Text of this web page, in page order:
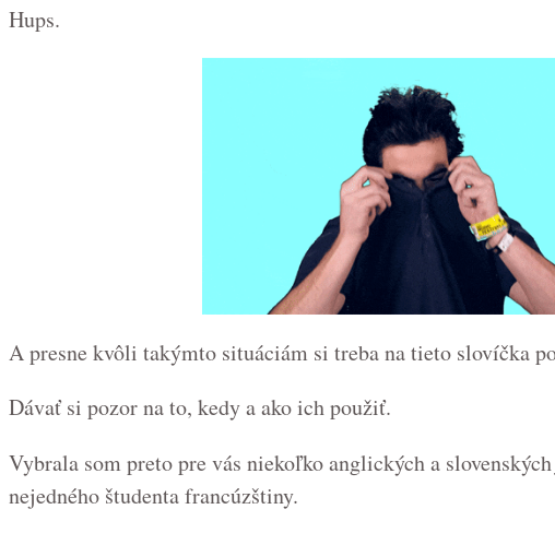
Hups.
A presne kvôli takýmto situáciám si treba na tieto slovíčka
Dávať si pozor na to, kedy a ako ich použiť.
Vybrala som preto pre vás niekoľko anglických a slovenských
nejedného študenta francúzštiny.